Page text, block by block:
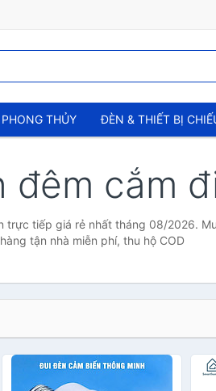
THỦY ĐÈN & THIẾT BỊ
đêm cắm
trực tiếp giá rẻ nhất tháng 08/2026.
hàng tận nhà miễn phí, thu hộ COD